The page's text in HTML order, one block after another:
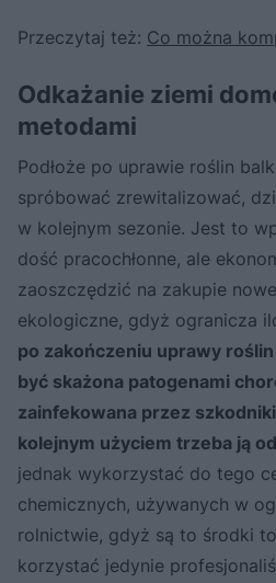
Przeczytaj też: Co można
Odkażanie ziemi
metodami
Podłoże po uprawie roślin
spróbować zrewitalizować,
w kolejnym sezonie. Jest to
dość pracochłonne, ale
zaoszczędzić na zakupie
ekologiczne, gdyż ogranicza
po zakończeniu uprawy
być skażona patogenami
zainfekowana przez
kolejnym użyciem trzeba ją
jednak wykorzystać do tego
chemicznych, używanych w
rolnictwie, gdyż są to środki
korzystać jedynie